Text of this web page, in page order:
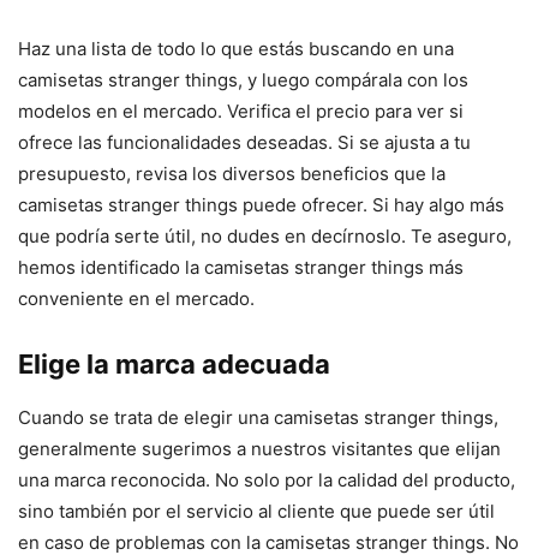
Haz una lista de todo lo que estás buscando en una
camisetas stranger things, y luego compárala con los
modelos en el mercado. Verifica el precio para ver si
ofrece las funcionalidades deseadas. Si se ajusta a tu
presupuesto, revisa los diversos beneficios que la
camisetas stranger things puede ofrecer. Si hay algo más
que podría serte útil, no dudes en decírnoslo. Te aseguro,
hemos identificado la camisetas stranger things más
conveniente en el mercado.
Elige la marca adecuada
Cuando se trata de elegir una camisetas stranger things,
generalmente sugerimos a nuestros visitantes que elijan
una marca reconocida. No solo por la calidad del producto,
sino también por el servicio al cliente que puede ser útil
en caso de problemas con la camisetas stranger things. No